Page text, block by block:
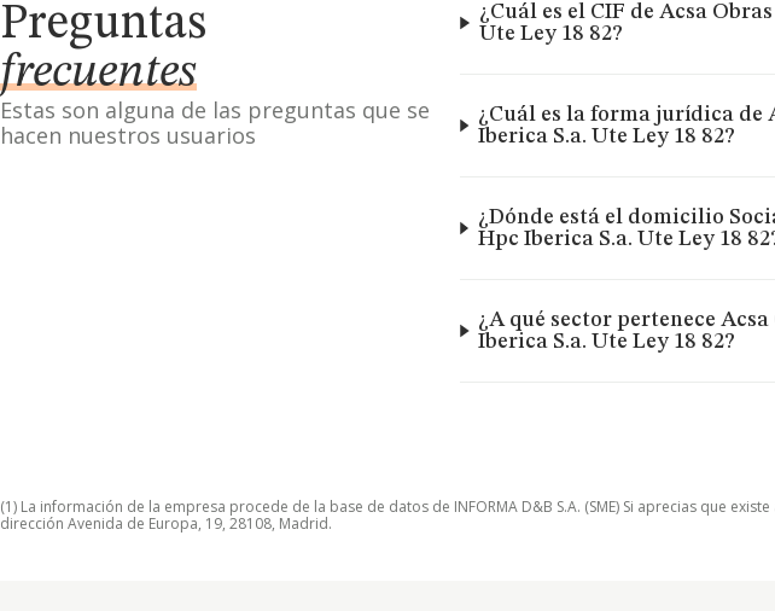
Preguntas
frecuentes
Estas son alguna de las preguntas que se
hacen nuestros usuarios
¿Cuál es el CIF de Acsa
Ute Ley 18 82?
¿Cuál es la forma jurídica de
Iberica S.a. Ute Ley 18 82?
¿Dónde está el domicilio
Hpc Iberica S.a. Ute Ley 18
¿A qué sector pertenece
Iberica S.a. Ute Ley 18 82?
(1) La información de la empresa procede de la base de datos de INFORMA D&B S.A. (SME) Si aprecias que
dirección Avenida de Europa, 19, 28108, Madrid.